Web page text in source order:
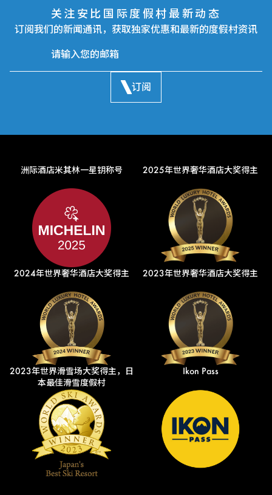
关注安比国际度假村最新动态
订阅我们的新闻通讯，获取独家优惠和最新的度假村资讯
订阅
洲际酒店米其林一星钥称号 2025年世界奢华酒店大奖得主
2024年世界奢华酒店大奖得主 2023年世界奢华酒店大奖得主
2023年世界滑雪场大奖得主，日
本最佳滑雪度假村
Ikon Pass